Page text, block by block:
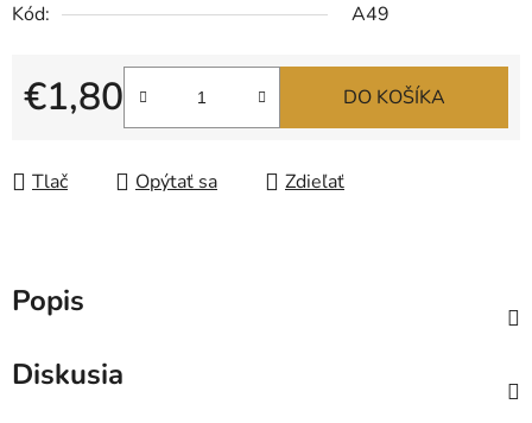
Kód:
A49
€1,80
Jednotková cena:
DO KOŠÍKA
Tlač Opýtať sa Zdieľať
Popis
Diskusia